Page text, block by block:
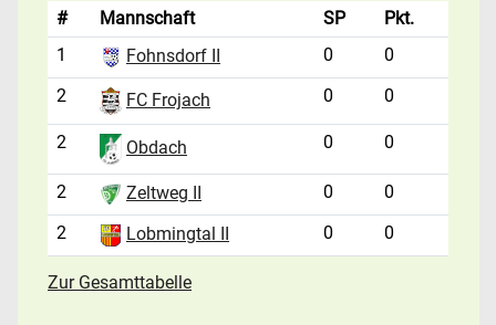
# Mannschaft SP
Pkt.
1
Fohnsdorf II 0
0
2
FC Frojach 0 0
2 Obdach 0 0
2 Zeltweg II 0
0
2
Lobmingtal II 0 0
Zur Gesamttabelle